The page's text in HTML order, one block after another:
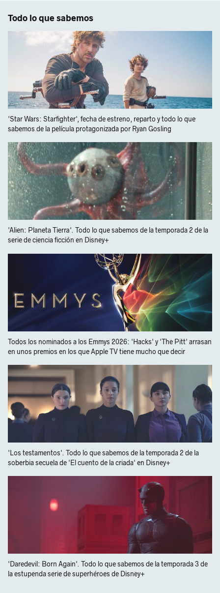
Todo lo que sabemos
'Star Wars: Starfighter', fecha de estreno, reparto y todo lo que
sabemos de la película protagonizada por Ryan Gosling
'Alien: Planeta Tierra'. Todo lo que sabemos de la temporada 2 de la
serie de ciencia ficción en Disney+
Todos los nominados a los Emmys 2026: 'Hacks' y 'The Pitt' arrasan
en unos premios en los que Apple TV tiene mucho que decir
'Los testamentos'. Todo lo que sabemos de la temporada 2 de la
soberbia secuela de 'El cuento de la criada' en Disney+
'Daredevil: Born Again'. Todo lo que sabemos de la temporada 3 de
la estupenda serie de superhéroes de Disney+